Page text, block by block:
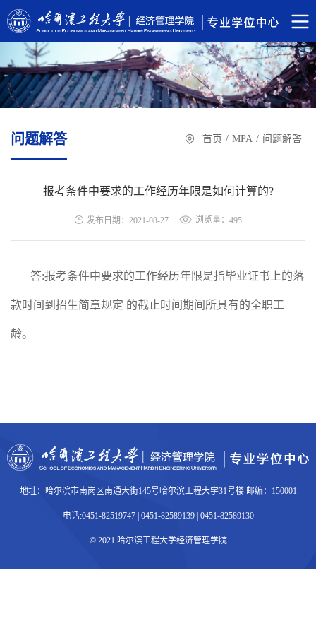
问题解答 首页 / MPA / 问题解答
报考条件中要求的工作经历年限是如何计算的?
发布日期：2021-08-27 浏览量： 495
答:报考条件中要求的工作经历年限是指毕业证书上的落
款时间到招生简章规定 的截止时间期间所具有的全职工
龄。
地址：哈尔滨市南岗区南通大街145号哈尔滨工程大学31号楼 邮编：150001
电话:0451-82519747 | 0451-82589139 | 0451-82589130
© 2021 哈尔滨工程大学经济管理学院